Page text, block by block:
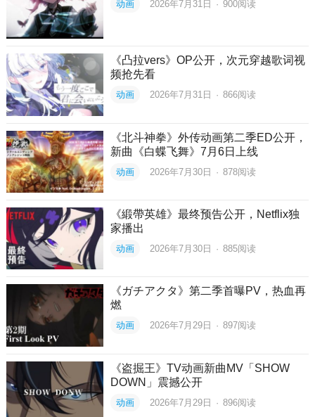
动画 2026年7月31日 · 900阅读
《凸拉vers》OP公开，次元穿越歌词视
频抢先看
动画 2026年7月31日 · 866阅读
《北斗神拳》外传动画第二季ED公开，
新曲《白蝶飞舞》7月6日上线
动画 2026年7月30日 · 878阅读
《緞帶英雄》最终预告公开，Netflix独
家播出
动画 2026年7月30日 · 885阅读
《ガチアクタ》第二季首曝PV，热血再
燃
动画 2026年7月29日 · 897阅读
《盗掘王》TV动画新曲MV「SHOW
DOWN」震撼公开
动画 2026年7月29日 · 896阅读